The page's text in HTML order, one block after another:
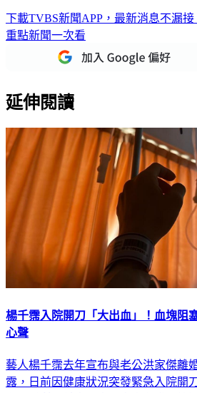
下載TVBS新聞APP，最新消息不漏接
重點新聞一次看
延伸閱讀
楊千霈入院開刀「大出血」！血塊
心聲
藝人楊千霈去年宣布與老公洪家傑離
露，日前因健康狀況突發緊急入院開